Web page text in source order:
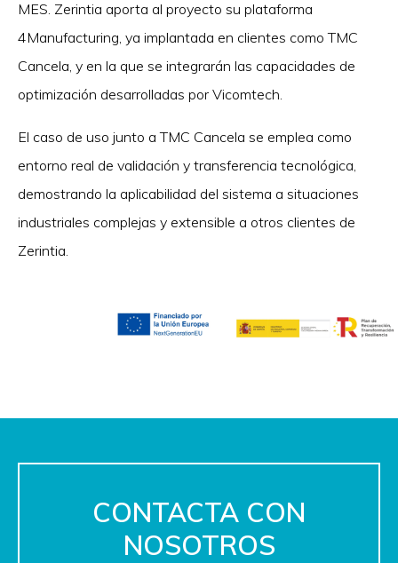
MES. Zerintia aporta al proyecto su plataforma
4Manufacturing, ya implantada en clientes como TMC
Cancela, y en la que se integrarán las capacidades de
optimización desarrolladas por Vicomtech.
El caso de uso junto a TMC Cancela se emplea como
entorno real de validación y transferencia tecnológica,
demostrando la aplicabilidad del sistema a situaciones
industriales complejas y extensible a otros clientes de
Zerintia.
CONTACTA CON
NOSOTROS